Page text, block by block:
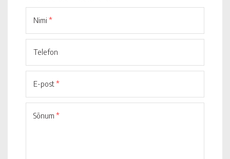
Nimi *
Telefon
E-post*
Sõnum *